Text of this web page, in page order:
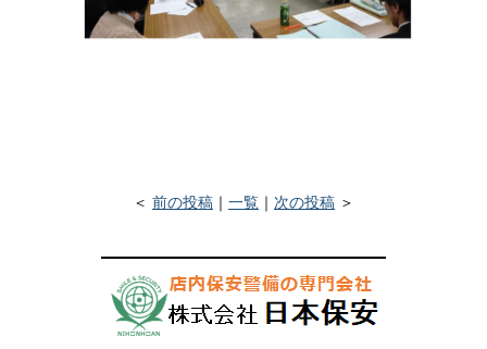
＜ 前の投稿 一覧 次の投稿 ＞